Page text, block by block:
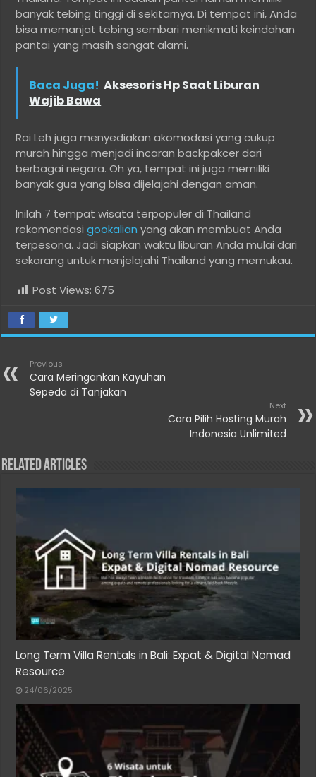
banyak tebing tinggi di sekitarnya. Di tempat ini, Anda
bisa memanjat tebing sembari menikmati keindahan
pantai yang masih sangat alami.
Baca Juga! Aksesoris Hp Saat Liburan
Wajib Bawa
Rai Leh juga menyediakan akomodasi yang cukup
murah hingga menjadi incaran backpakcer dari
berbagai negara. Oh ya, tempat ini juga memiliki
banyak gua yang bisa dijelajahi dengan aman.
Inilah 7 tempat wisata terpopuler di Thailand
rekomendasi gookalian yang akan membuat Anda
terpesona. Jadi siapkan waktu liburan Anda mulai dari
sekarang untuk menjelajahi Thailand yang memukau.
Post Views: 675
Previous
Cara Meringankan Kayuhan
Sepeda di Tanjakan
Next
Cara Pilih Hosting Murah
Indonesia Unlimited
Related Articles
Long Term Villa Rentals in Bali: Expat & Digital Nomad
Resource
24/06/2025